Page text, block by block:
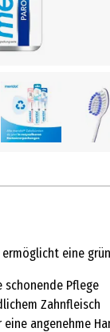
ermöglicht eine
Pflege
Zahnfleisch
angenehme